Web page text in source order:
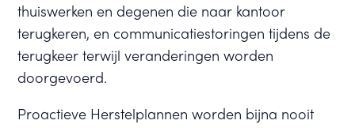
thuiswerken en degenen die naar kantoor
terugkeren, en communicatiestoringen tijdens de
terugkeer terwijl veranderingen worden
doorgevoerd.
Proactieve Herstelplannen worden bijna nooit